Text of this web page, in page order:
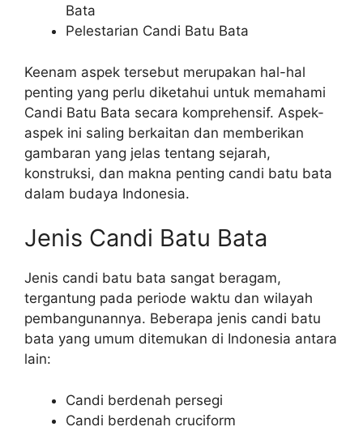
Bata
Pelestarian Candi Batu Bata
Keenam aspek tersebut merupakan hal-hal
penting yang perlu diketahui untuk memahami
Candi Batu Bata secara komprehensif. Aspek-
aspek ini saling berkaitan dan memberikan
gambaran yang jelas tentang sejarah,
konstruksi, dan makna penting candi batu bata
dalam budaya Indonesia.
Jenis Candi Batu Bata
Jenis candi batu bata sangat beragam,
tergantung pada periode waktu dan wilayah
pembangunannya. Beberapa jenis candi batu
bata yang umum ditemukan di Indonesia antara
lain:
Candi berdenah persegi
Candi berdenah cruciform